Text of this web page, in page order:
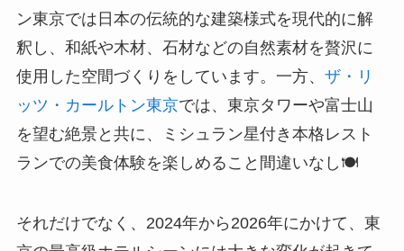
ン東京では日本の伝統的な建築様式を現代的に解
釈し、和紙や木材、石材などの自然素材を贅沢に
使用した空間づくりをしています。一方、 ザ・リ
ッツ・カールトン東京では、東京タワーや富士山
を望む絶景と共に、ミシュラン星付き本格レスト
ランでの美食体験を楽しめること間違いなし🍽️
それだけでなく、2024年から2026年にかけて、東